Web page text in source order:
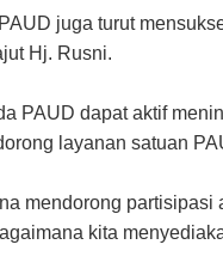
juga turut
Hj. Rusni.
PAUD dapat aktif
layanan satuan
mendorong
kita